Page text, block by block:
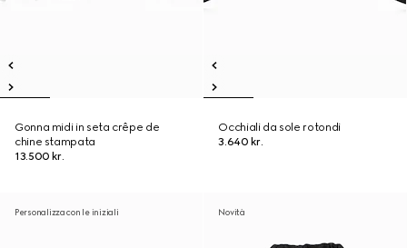
Gonna midi in seta crêpe de
chine stampata
13.500 kr.
Occhiali da sole rotondi
3.640 kr.
Personalizza con le iniziali Novità